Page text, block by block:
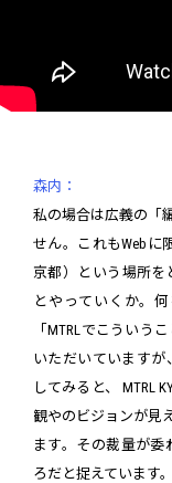
森内：
私の場合は広義の「
せん。これもWebに
京都）という場所
とやっていくか。
「MTRLでこういう
いただいていますが
してみると、 MTRL
観やのビジョンが見
ます。その裁量が
ろだと捉えています。